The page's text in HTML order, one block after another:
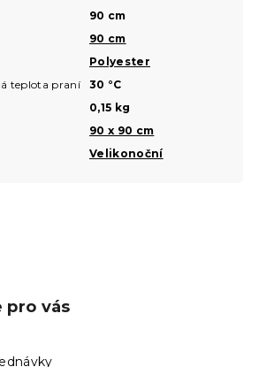
90 cm
90 cm
Polyester
teplota praní
30 °C
0,15 kg
90 x 90 cm
Velikonoční
pro vás